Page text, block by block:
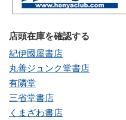
店頭在庫を確認する
紀伊國屋書店
丸善ジュンク堂書店
有隣堂
三省堂書店
くまざわ書店